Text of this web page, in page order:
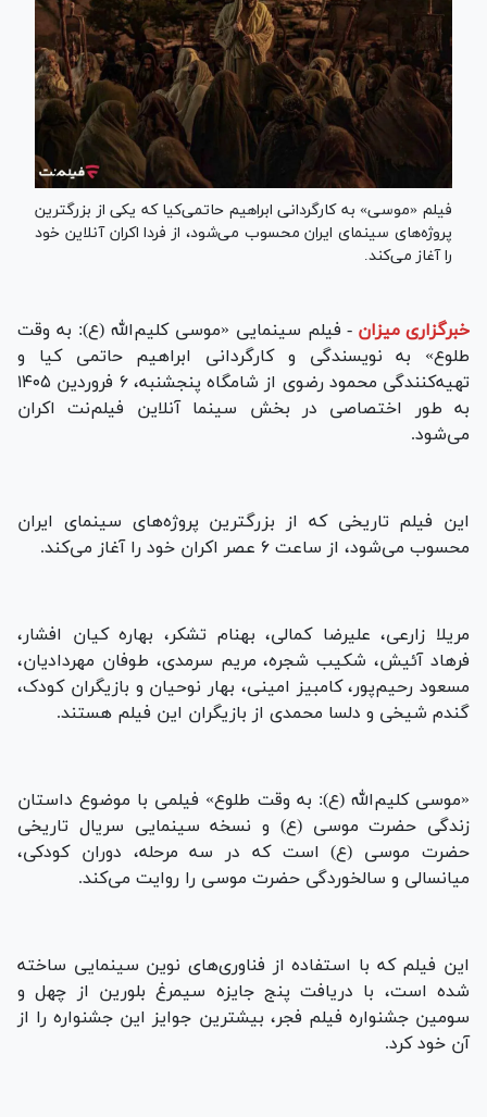
فیلم «موسی» به کارگردانی ابراهیم حاتمی‌کیا که یکی از بزرگترین
پروژه‌های سینمای ایران محسوب می‌شود، از فردا اکران آنلاین خود
را آغاز می‌کند.
خبرگزاری میزان - فیلم سینمایی «موسی کلیم‌الله (ع): به وقت
طلوع» به نویسندگی و کارگردانی ابراهیم حاتمی کیا و
تهیه‌کنندگی محمود رضوی از شامگاه پنجشنبه، ۶ فروردین ۱۴۰۵
به طور اختصاصی در بخش سینما آنلاین فیلم‌نت اکران
می‌شود.
این فیلم تاریخی که از بزرگترین پروژه‌های سینمای ایران
محسوب می‌شود، از ساعت ۶ عصر اکران خود را آغاز می‌کند.
مریلا زارعی، علیرضا کمالی، بهنام تشکر، بهاره کیان افشار،
فرهاد آئیش، شکیب شجره، مریم سرمدی، طوفان مهردادیان،
مسعود رحیم‌پور، کامبیز امینی، بهار نوحیان و بازیگران کودک،
گندم شیخی و دلسا محمدی از بازیگران این فیلم هستند.
«موسی کلیم‌الله (ع): به وقت طلوع» فیلمی با موضوع داستان
زندگی حضرت موسی (ع) و نسخه سینمایی سریال تاریخی
حضرت موسی (ع) است که در سه مرحله، دوران کودکی،
میانسالی و سالخوردگی حضرت موسی را روایت می‌کند.
این فیلم که با استفاده از فناوری‌های نوین سینمایی ساخته
شده است، با دریافت پنج جایزه سیمرغ بلورین از چهل و
سومین جشنواره فیلم فجر، بیشترین جوایز این جشنواره را از
آن خود کرد.